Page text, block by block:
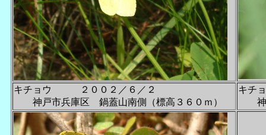
キチョウ ２００２／６／２
神戸市兵庫区 鍋蓋山南側（標高３６０ｍ）
キチ
神